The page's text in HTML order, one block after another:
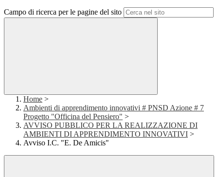
Campo di ricerca per le pagine del sito
Home >
Ambienti di apprendimento innovativi # PNSD Azione # 7
Progetto "Officina del Pensiero" >
AVVISO PUBBLICO PER LA REALIZZAZIONE DI
AMBIENTI DI APPRENDIMENTO INNOVATIVI >
Avviso I.C. "E. De Amicis"